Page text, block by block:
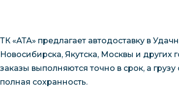
ТК «АТА» предлагает автодоставку в
Новосибирска, Якутска, Москвы и других
заказы выполняются точно в срок, а грузу
полная сохранность.